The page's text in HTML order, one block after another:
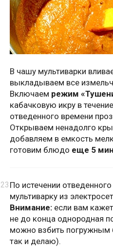
В чашу мультиварки
выкладываем все
Включаем режим
кабачковую икру в течение
отведенного времени
Открываем ненадолго
добавляем в емкость
готовим блюдо еще 5
По истечении
мультиварку из
Внимание: если вам
не до конца однородная
можно взбить
так и делаю).